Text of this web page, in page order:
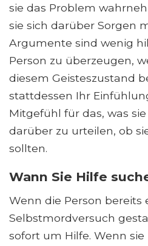
sie das Problem
sie sich darüber Sorgen
Argumente sind wenig
Person zu überzeugen,
diesem Geisteszustand
stattdessen Ihr
Mitgefühl für das, was
darüber zu urteilen, ob
sollten.
Wann Sie Hilfe
Wenn die Person bereits
Selbstmordversuch
sofort um Hilfe. Wenn sie